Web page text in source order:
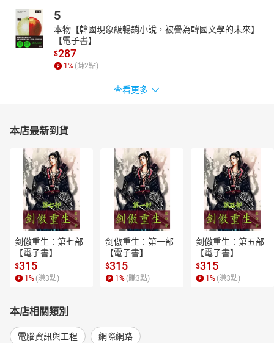
義與掌握。
－－Pahud Hsieh / Pahud Dev Youtube頻道主
Clarence 在本書中由簡入深、逐一搭配一個個的場景案例，且細心
繪製情境架構圖、配合著場景案例整理範例程式碼，帶大家一步一
－－Ernest Chiang / AWS Community Hero
透過本書你可以輕鬆地踏入 AWS CDK 的世界， 裡面有許多的範例
可以涵蓋你日常的實用情境， 讓你除了學 AWS CDK 之外還可以學
AWS 架構， 體驗到 AWS CDK 的強大之處， 為你增加硬技能。
－－Neil Kuan / AWS Community Builder
Cloud Engineer, Cathay FHC established Digital, Data & Technology
(DDT)
5
本物【韓國現象級暢銷小說，被譽為韓國文學的未來】
【電子書】
$287
1 % (賺2點)
查看更多
本店最新到貨
剑傲重生：第七部
【電子書】
$315
1 % (賺3點)
剑傲重生：第一部
【電子書】
$315
1 % (賺3點)
剑傲重生：第五部
【電子書】
$315
1 % (賺3點)
本店相關類別
電腦資訊與工程 網際網路